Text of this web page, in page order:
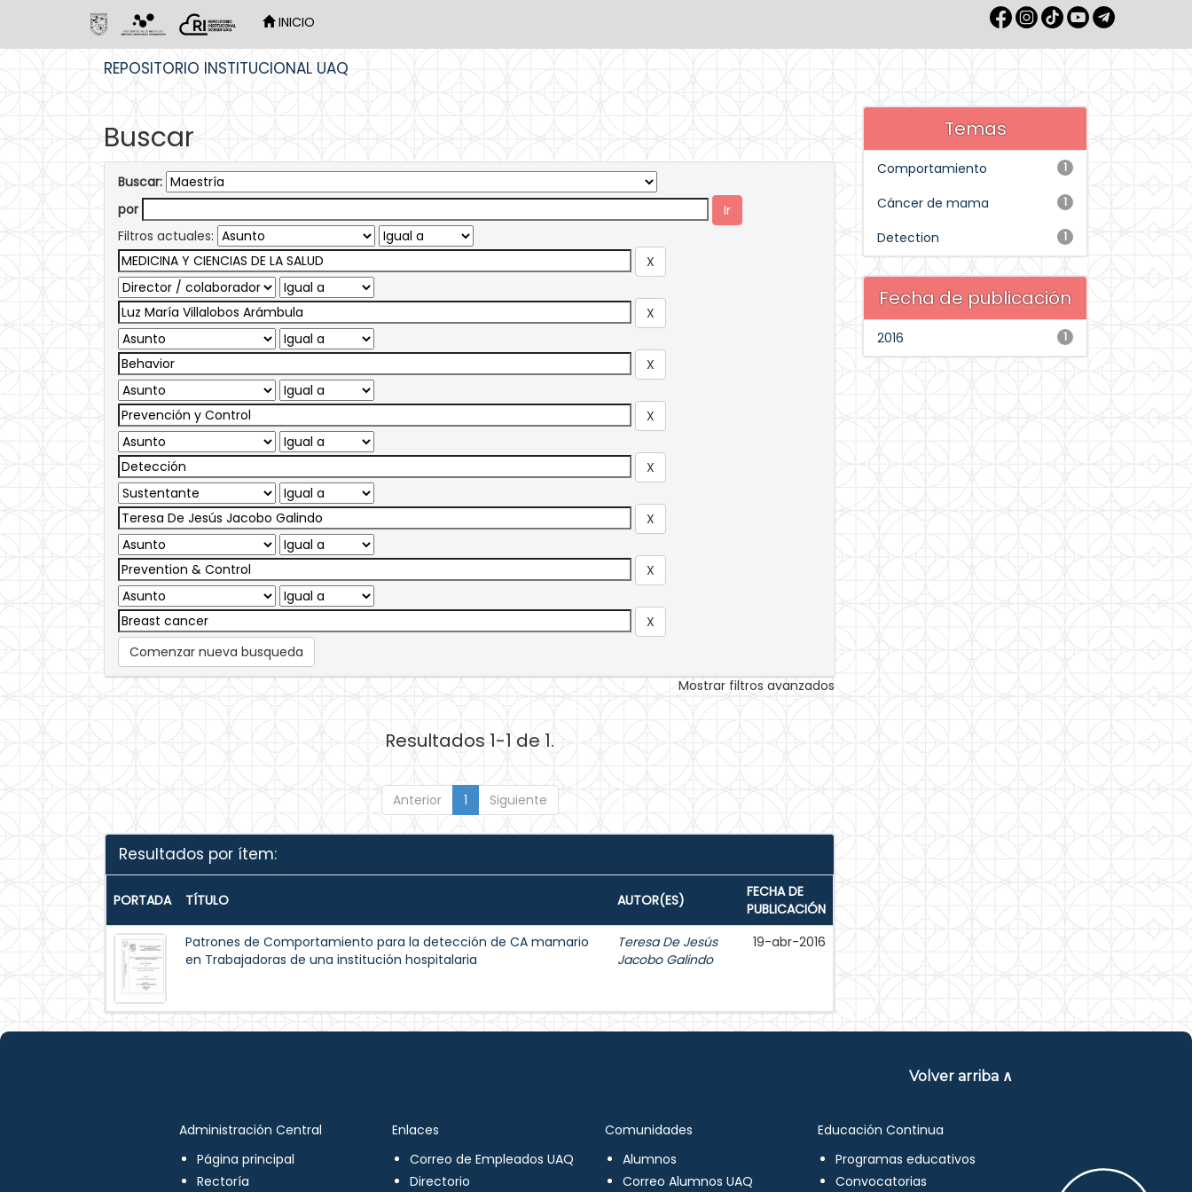
INICIO
REPOSITORIO INSTITUCIONAL UAQ
Buscar
Buscar:
por
Filtros actuales:
Comenzar nueva busqueda
Mostrar filtros avanzados
Resultados 1-1 de 1.
Anterior 1 Siguiente
Resultados por ítem:
PORTADA TÍTULO AUTOR(ES)
FECHA DE
PUBLICACIÓN
Patrones de Comportamiento para la detección de CA mamario
en Trabajadoras de una institución hospitalaria
Teresa De Jesús
Jacobo Galindo
19-abr-2016
Temas
1
Comportamiento
1
Cáncer de mama
1
Detection
Fecha de publicación
1
2016
Volver arriba ∧
Administración Central
Página principal
Rectoría
Enlaces
Correo de Empleados UAQ
Directorio
Comunidades
Alumnos
Correo Alumnos UAQ
Educación Continua
Programas educativos
Convocatorias